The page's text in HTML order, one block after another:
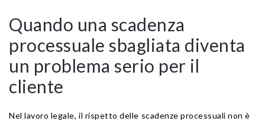
Quando una scadenza
processuale sbagliata diventa
un problema serio per il
cliente
Nel lavoro legale, il rispetto delle scadenze processuali non è